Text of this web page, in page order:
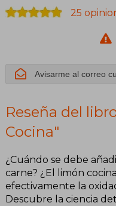
25
Avisarme al correo
Reseña del
Cocina"
¿Cuándo se debe
carne? ¿El limón
efectivamente la
Descubre la ciencia